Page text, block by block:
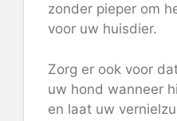
zonder pieper om
voor uw huisdier.
Zorg er ook voor
uw hond wanneer
en laat uw